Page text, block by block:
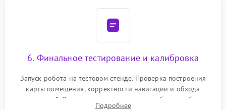
6. Финальное тестирование и калибровка
Запуск робота на тестовом стенде. Проверка построения
карты помещения, корректности навигации и обхода
препятствий. Оценка силы всасывания и работы турбины.
Подробнее